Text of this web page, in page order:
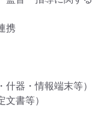
携
器・情報端末等）
書等）